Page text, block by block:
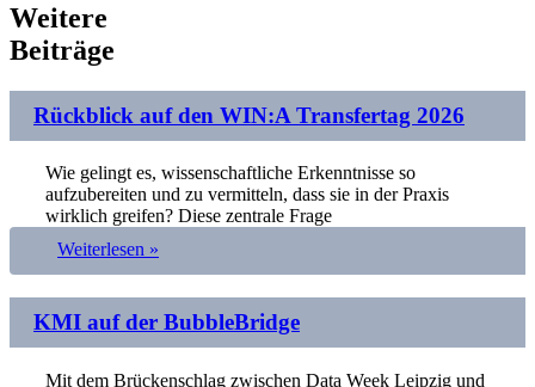
Weitere
Beiträge
Rückblick auf den WIN:A Transfertag 2026
Wie gelingt es, wissenschaftliche Erkenntnisse so
aufzubereiten und zu vermitteln, dass sie in der Praxis
wirklich greifen? Diese zentrale Frage
Weiterlesen »
KMI auf der BubbleBridge
Mit dem Brückenschlag zwischen Data Week Leipzig und